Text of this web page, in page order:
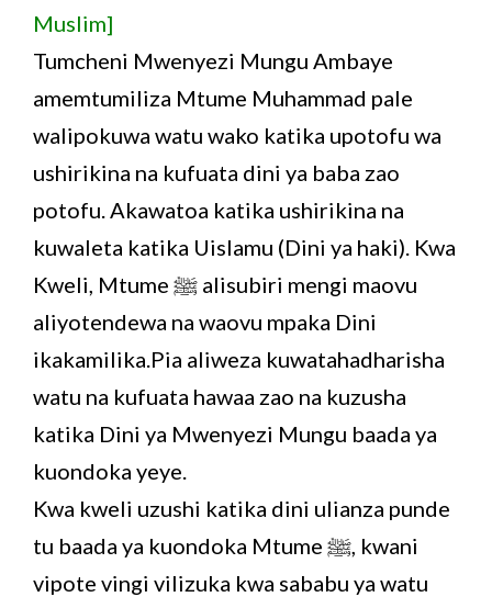
Muslim]
Tumcheni Mwenyezi Mungu Ambaye
amemtumiliza Mtume Muhammad pale
walipokuwa watu wako katika upotofu wa
ushirikina na kufuata dini ya baba zao
potofu. Akawatoa katika ushirikina na
kuwaleta katika Uislamu (Dini ya haki). Kwa
Kweli, Mtume ﷺ alisubiri mengi maovu
aliyotendewa na waovu mpaka Dini
ikakamilika.Pia aliweza kuwatahadharisha
watu na kufuata hawaa zao na kuzusha
katika Dini ya Mwenyezi Mungu baada ya
kuondoka yeye.
Kwa kweli uzushi katika dini ulianza punde
tu baada ya kuondoka Mtume ﷺ, kwani
vipote vingi vilizuka kwa sababu ya watu